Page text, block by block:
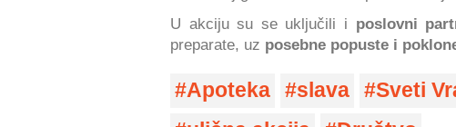
U akciju su se uključili i poslovni
preparate, uz posebne popuste i
Apoteka slava Sveti